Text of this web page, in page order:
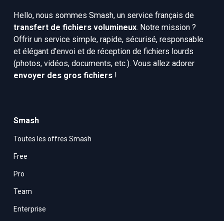
Hello, nous sommes Smash, un service français de
transfert de fichiers volumineux. Notre mission ?
Offrir un service simple, rapide, sécurisé, responsable
et élégant d'envoi et de réception de fichiers lourds
(photos, vidéos, documents, etc.). Vous allez adorer
envoyer des gros fichiers !
Smash
Toutes les offres Smash
Free
Pro
Team
Enterprise